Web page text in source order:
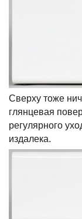
Сверху тоже
глянцевая
регулярного
издалека.